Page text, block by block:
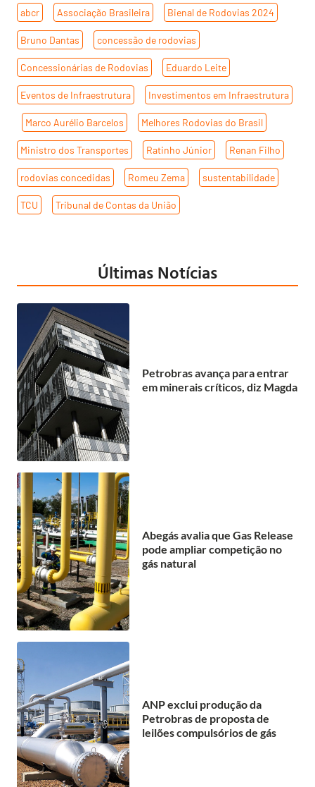
abcr Associação Brasileira Bienal de Rodovias 2024
Bruno Dantas concessão de rodovias
Concessionárias de Rodovias Eduardo Leite
Eventos de Infraestrutura Investimentos em Infraestrutura
Marco Aurélio Barcelos Melhores Rodovias do Brasil
Ministro dos Transportes Ratinho Júnior Renan Filho
rodovias concedidas Romeu Zema sustentabilidade
TCU Tribunal de Contas da União
Últimas Notícias
Petrobras avança para entrar
em minerais críticos, diz Magda
Abegás avalia que Gas Release
pode ampliar competição no
gás natural
ANP exclui produção da
Petrobras de proposta de
leilões compulsórios de gás